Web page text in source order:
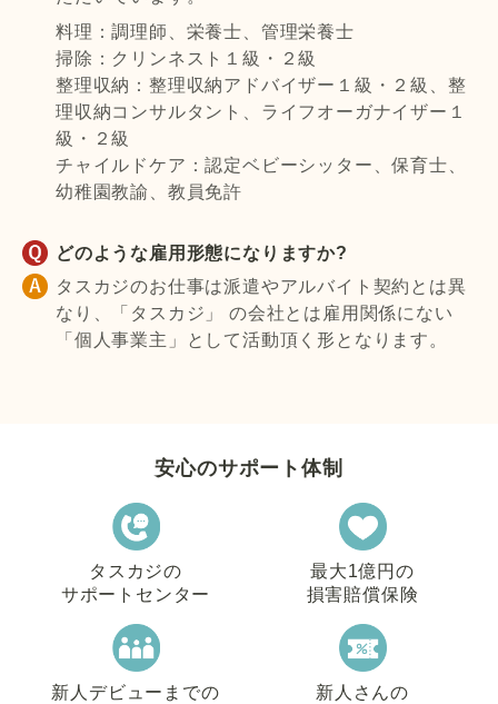
料理：調理師、栄養士、管理栄養士
掃除：クリンネスト１級・２級
整理収納：整理収納アドバイザー１級・２級、整
理収納コンサルタント、ライフオーガナイザー１
級・２級
チャイルドケア：認定ベビーシッター、保育士、
幼稚園教諭、教員免許
どのような雇用形態になりますか?
タスカジのお仕事は派遣やアルバイト契約とは異
なり、「タスカジ」 の会社とは雇用関係にない
「個人事業主」として活動頂く形となります。
安心のサポート体制
タスカジの
サポートセンター
最大1億円の
損害賠償保険
新人デビューまでの
新人さんの